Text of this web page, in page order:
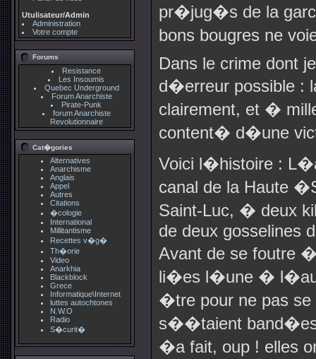
Utulisateur/Admin
Administration
Votre compte
Forums
Resistance
Les Insoumis
Quebec Underground
Forum Anarchiste
Pirate-Punk
forum Anarchiste
Revolutionnaire
Cat�gories
Alternatives
Anarchisme
Anglais
Appel
Autres
Citations
�cologie
International
Millitantisme
Recettes v�g�
Th�orie
Video
Anarkhia
Blackblock
Grece
Informatique\Internet
luttes autochtones
N.W.O
Radio
S�curit�
pr�jug�s de la
bons bougres ne
Dans le crime dont
d�erreur possible :
clairement, et �
content� d�une
Voici l�histoire :
canal de la Haute
Saint-Luc, � deux
de deux gosselines
Avant de se foutre
li�es l�une �
�tre pour ne pas
s��taient
�a fait, oup ! elles